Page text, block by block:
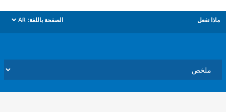
الصفحة باللغة: AR
dropdown